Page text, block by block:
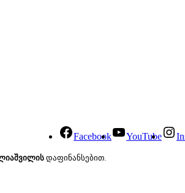
Facebook YouTube
დაფინანსებით.